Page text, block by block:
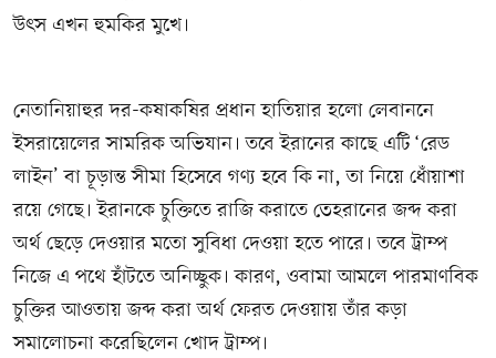
উৎস এখন হুমকির মুখে।
নেতানিয়াহুর দর-কষাকষির প্রধান হাতিয়ার হলো লেবাননে
ইসরায়েলের সামরিক অভিযান। তবে ইরানের কাছে এটি ‘রেড
লাইন’ বা চূড়ান্ত সীমা হিসেবে গণ্য হবে কি না, তা নিয়ে ধোঁয়াশা
রয়ে গেছে। ইরানকে চুক্তিতে রাজি করাতে তেহরানের জব্দ করা
অর্থ ছেড়ে দেওয়ার মতো সুবিধা দেওয়া হতে পারে। তবে ট্রাম্প
নিজে এ পথে হাঁটতে অনিচ্ছুক। কারণ, ওবামা আমলে পারমাণবিক
চুক্তির আওতায় জব্দ করা অর্থ ফেরত দেওয়ায় তাঁর কড়া
সমালোচনা করেছিলেন খোদ ট্রাম্প।